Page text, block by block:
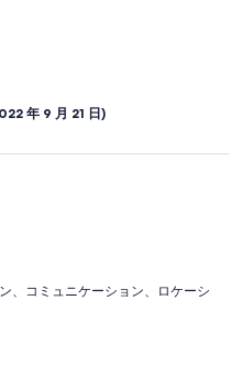
年 9 月 21 日)
、コミュニケーション、ロケーシ